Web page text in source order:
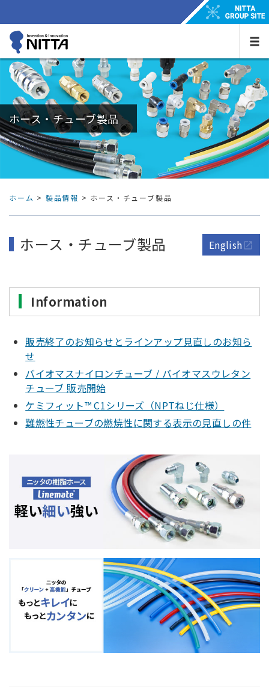
ホース・チューブ製品
ホーム > 製品情報 > ホース・チューブ製品
ホース・チューブ製品 Englishopen_in_new
Information
販売終了のお知らせとラインアップ見直しのお知ら
せ
バイオマスナイロンチューブ / バイオマスウレタン
チューブ 販売開始
ケミフィット™ C1シリーズ（NPTねじ仕様）
難燃性チューブの燃焼性に関する表示の見直しの件